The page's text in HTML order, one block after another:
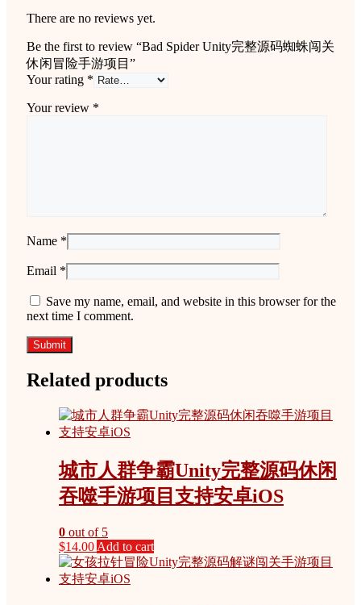
There are no reviews yet.
Be the first to review “Bad Spider Unity完整源码蜘蛛闯关
休闲冒险手游项目”
Your rating *
Your review *
Name *
Email *
Save my name, email, and website in this browser for the
next time I comment.
Related products
城市人群争霸Unity完整源码休闲
吞噬手游项目支持安卓iOS
0 out of 5
$14.00 Add to cart